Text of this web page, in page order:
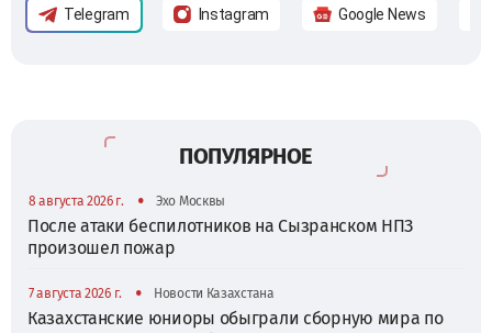
Telegram Instagram Google News
ПОПУЛЯРНОЕ
8 августа 2026 г. • Эхо Москвы
После атаки беспилотников на Сызранском НПЗ
произошел пожар
7 августа 2026 г. • Новости Казахстана
Казахстанские юниоры обыграли сборную мира по